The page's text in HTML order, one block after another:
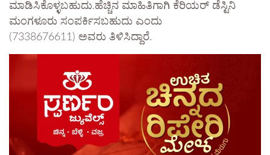
ಮಾಡಿಸಿಕೊಳ್ಳಬಹುದು.ಹೆಚ್ಚಿನ ಮಾಹಿತಿಗಾಗಿ ಕೆರಿಯರ್ ಡೆಸ್ಟಿನಿ
ಮಂಗಳೂರು ಸಂಪರ್ಕಿಸಬಹುದು ಎಂದು
(7338676611) ಅವರು ತಿಳಿಸಿದ್ದಾರೆ.